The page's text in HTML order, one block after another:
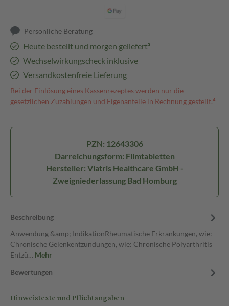
Persönliche Beratung
Heute bestellt und morgen geliefert³
Wechselwirkungscheck inklusive
Versandkostenfreie Lieferung
Bei der Einlösung eines Kassenrezeptes werden nur die
gesetzlichen Zuzahlungen und Eigenanteile in Rechnung gestellt.⁴
PZN: 12643306
Darreichungsform: Filmtabletten
Hersteller: Viatris Healthcare GmbH -
Zweigniederlassung Bad Homburg
Beschreibung
Anwendung &amp; IndikationRheumatische Erkrankungen, wie:
Chronische Gelenkentzündungen, wie: Chronische Polyarthritis
Entzü… Mehr
Bewertungen
Hinweistexte und Pflichtangaben